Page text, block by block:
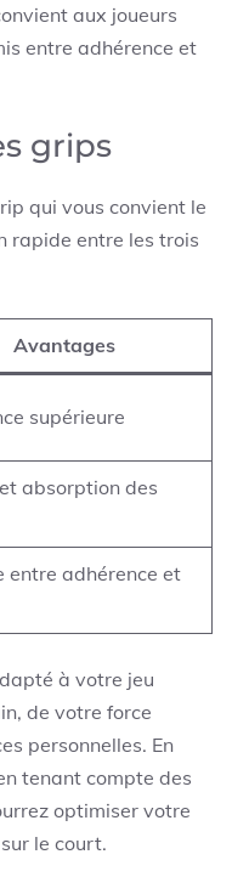
aux joueurs
entre adhérence et
grips
qui vous convient le
rapide entre les trois
Avantages
supérieure
absorption des
entre adhérence et
à votre jeu
de votre force
personnelles. En
tenant compte des
optimiser votre
le court.